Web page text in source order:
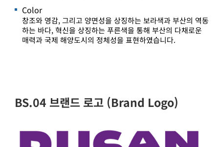
Color
창조와 영감, 그리고 양면성을 상징하는 보라색과 부산의 역동
하는 바다, 혁신을 상징하는 푸른색을 통해 부산의 다채로운
매력과 국제 해양도시의 정체성을 표현하였습니다.
BS.04 브랜드 로고 (Brand Logo)